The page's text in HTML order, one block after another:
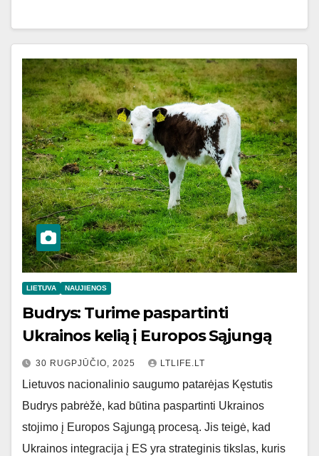
LIETUVA NAUJIENOS
Budrys: Turime paspartinti
Ukrainos kelią į Europos Sąjungą
30 RUGPJŪČIO, 2025 LTLIFE.LT
Lietuvos nacionalinio saugumo patarėjas Kęstutis
Budrys pabrėžė, kad būtina paspartinti Ukrainos
stojimo į Europos Sąjungą procesą. Jis teigė, kad
Ukrainos integracija į ES yra strateginis tikslas, kuris